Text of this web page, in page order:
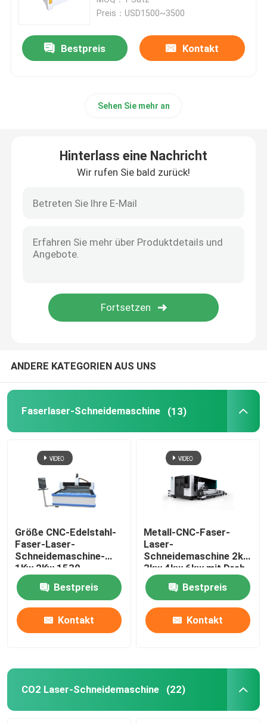
Stein CNC-Router-Maschine
Album, das Maschine herstellt
Foto-Album PVC-Blatt
Preis：USD1500~3500
Bestpreis Kontakt
Sehen Sie mehr an
Hinterlass eine Nachricht
Wir rufen Sie bald zurück!
ANDERE KATEGORIEN AUS UNS
Faserlaser-Schneidemaschine (13)
Größe CNC-Edelstahl-
Faser-Laser-
Schneidemaschine-
1Kw 2Kw 1530
Bestpreis
Kontakt
Metall-CNC-Faser-
Laser-
Schneidemaschine 2kw
3kw 4kw 6kw mit Dreh
Bestpreis
Kontakt
CO2 Laser-Schneidemaschine (22)